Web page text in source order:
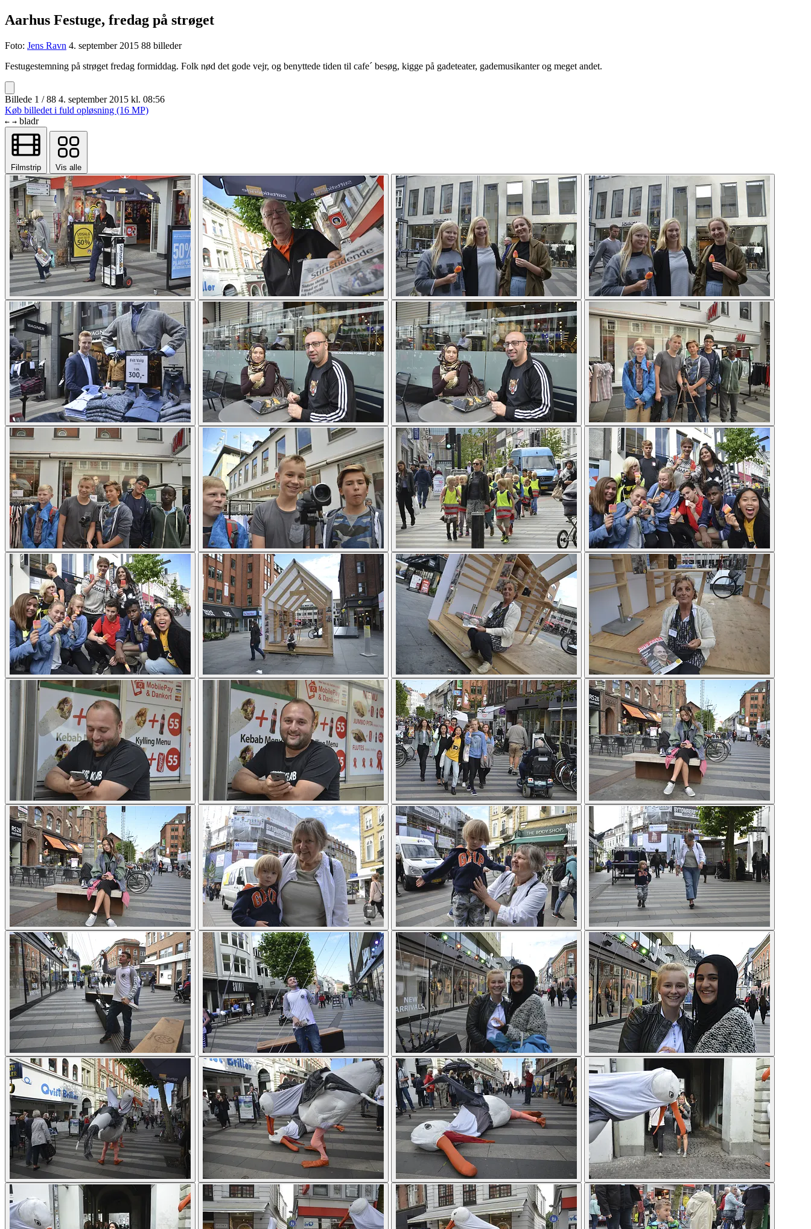
Aarhus Festuge, fredag på strøget
Foto: Jens Ravn 4. september 2015 88 billeder
Festugestemning på strøget fredag formiddag. Folk nød det gode vejr, og benyttede tiden til cafe´ besøg, kigge på gadeteater, gademusikanter og meget andet.
Billede 1 / 88 4. september 2015 kl. 08:56
Køb billedet i fuld opløsning (16 MP)
← → bladr
Filmstrip Vis alle